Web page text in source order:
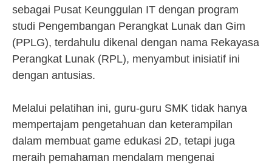
sebagai Pusat Keunggulan IT dengan program
studi Pengembangan Perangkat Lunak dan Gim
(PPLG), terdahulu dikenal dengan nama Rekayasa
Perangkat Lunak (RPL), menyambut inisiatif ini
dengan antusias.
Melalui pelatihan ini, guru-guru SMK tidak hanya
mempertajam pengetahuan dan keterampilan
dalam membuat game edukasi 2D, tetapi juga
meraih pemahaman mendalam mengenai